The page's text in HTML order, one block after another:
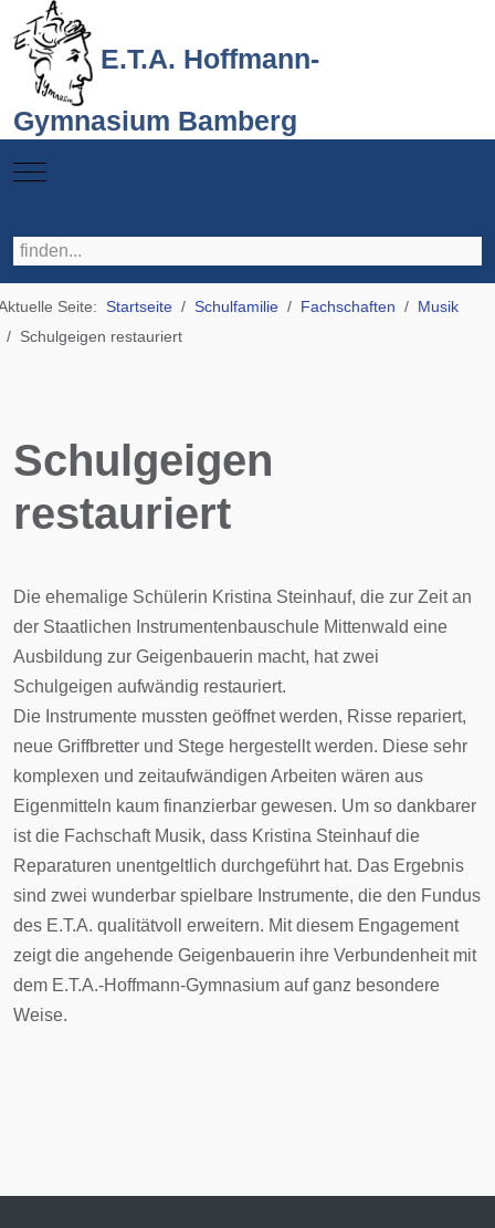
E.T.A. Hoffmann-
Gymnasium Bamberg
Mobile Menu Toggle
Seite: Startseite Schulfamilie Fachschaften
Musik
Schulgeigen restauriert
Schulgeigen
restauriert
Die ehemalige Schülerin Kristina Steinhauf, die zur Zeit an
der Staatlichen Instrumentenbauschule Mittenwald eine
Ausbildung zur Geigenbauerin macht, hat zwei
Schulgeigen aufwändig restauriert.
Die Instrumente mussten geöffnet werden, Risse repariert,
neue Griffbretter und Stege hergestellt werden. Diese sehr
komplexen und zeitaufwändigen Arbeiten wären aus
Eigenmitteln kaum finanzierbar gewesen. Um so dankbarer
ist die Fachschaft Musik, dass Kristina Steinhauf die
Reparaturen unentgeltlich durchgeführt hat. Das Ergebnis
sind zwei wunderbar spielbare Instrumente, die den Fundus
des E.T.A. qualitätvoll erweitern. Mit diesem Engagement
zeigt die angehende Geigenbauerin ihre Verbundenheit mit
dem E.T.A.-Hoffmann-Gymnasium auf ganz besondere
Weise.